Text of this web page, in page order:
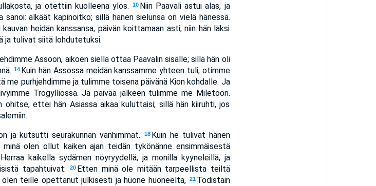
ja otettiin kuolleena ylös.
10 Niin Paavali astui alas, ja
älkäät kapinoitko; sillä hänen sielunsa on vielä hänessä.
heidän kanssansa, päivän koittamaan asti, niin hän läksi
ja tulivat siitä lohdutetuksi.
Assoon, aikoen siellä ottaa Paavalin sisälle; sillä hän oli
14 Kuin hän Assossa meidän kanssamme yhteen tuli, otimme
me purhjehdimme ja tulimme toisena päivänä Kion kohdalle. Ja
Trogylliossa. Ja päivää jälkeen tulimme me Miletoon.
ettei hän Asiassa aikaa kuluttaisi; sillä hän kiiruhti, jos
ja kutsutti seurakunnan vanhimmat. 18 Kuin he tulivat hänen
olen ollut kaiken ajan teidän tykönänne ensimmäisestä
kaikella sydämen nöyryydellä, ja monilla kyyneleillä, ja
tapahtuivat:
20 Etten minä ole mitään tarpeellista teiltä
teille opettanut julkisesti ja huone huoneelta, 21 Todistain